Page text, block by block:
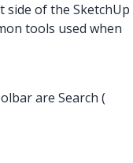
of the SketchUp
tools used when
are Search (